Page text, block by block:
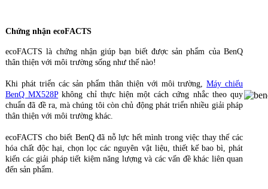
Chứng nhận ecoFACTS
ecoFACTS là chứng nhận giúp bạn biết được sản phẩm của BenQ
thân thiện với môi trường sống như thế nào!
Khi phát triển các sản phẩm thân thiện với môi trường,Máy chiếu
BenQ MX528Pkhông chỉ thực hiện một cách cứng nhắc theo quy
chuẩn đã đề ra, mà chúng tôi còn chủ động phát triển nhiều giải pháp
thân thiện với môi trường khác.
ecoFACTS cho biết BenQ đã nỗ lực hết mình trong việc thay thế các
hóa chất độc hại, chọn lọc các nguyên vật liệu, thiết kế bao bì, phát
kiến các giải pháp tiết kiệm năng lượng và các vấn đề khác liên quan
đến sản phẩm.